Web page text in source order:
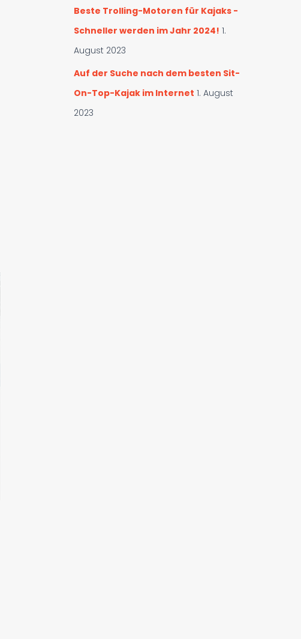
Beste Trolling-Motoren für Kajaks -
Schneller werden im Jahr 2024! 1.
August 2023
Auf der Suche nach dem besten Sit-
On-Top-Kajak im Internet 1. August
2023